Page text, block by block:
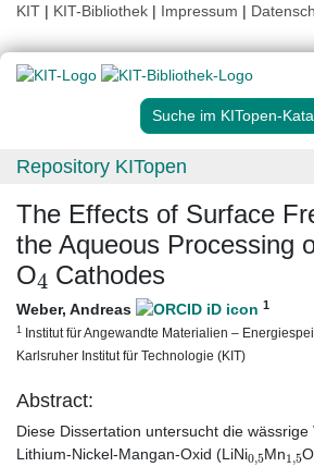
KIT | KIT-Bibliothek | Impressum |
Suche im KITopen-
Repository KITopen
The Effects of Surface
the Aqueous Processing
O
4
Cathodes
Weber, Andreas 1
1 Institut für Angewandte Materialien –
Karlsruher Institut für Technologie (KIT)
Abstract:
Diese Dissertation untersucht die wässrige
Lithium-Nickel-Mangan-Oxid (LiNi0,5
Mn 1,5
O